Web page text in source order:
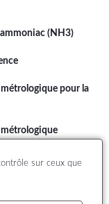
(NH3)
pour la
sur ceux que